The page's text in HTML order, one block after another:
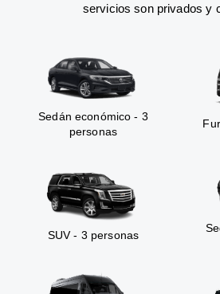
servicios son privados y
Sedán económico - 3
personas
SUV - 3 personas